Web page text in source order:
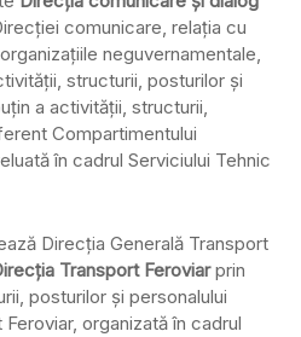
comunicare, relaţia cu
neguvernamentale,
structurii, posturilor şi
a activităţii, structurii,
Compartimentului
în cadrul Serviciului Tehnic
Direcţia Generală Transport
Transport Feroviarprin
posturilor şi personalului
organizată în cadrul